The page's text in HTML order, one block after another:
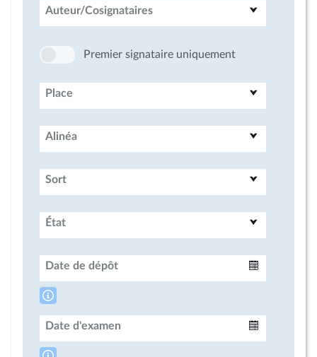
Auteur/Cosignataires
Premier signataire uniquement
Place
Alinéa
Sort
État
Date de dépôt
Date d'examen